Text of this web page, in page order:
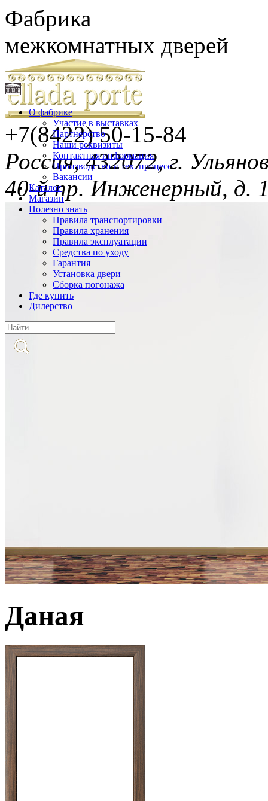
Фабрика
межкомнатных дверей
+7(8422)50-15-84
Россия, 432072, г.
40-й пр. Инженерный, д.
О фабрике
Участие в выставках
Партнерство
Наши реквизиты
Контактная информация
Производство и тех. процесс
Вакансии
Каталог
Магазин
Полезно знать
Правила транспортировки
Правила хранения
Правила эксплуатации
Средства по уходу
Гарантия
Установка двери
Cборка погонажа
Где купить
Дилерство
Даная